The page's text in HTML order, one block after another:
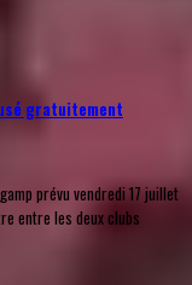
gratuitement
prévu vendredi 17 juillet
entre les deux clubs